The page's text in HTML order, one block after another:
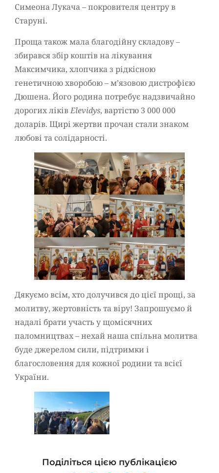
Симеона Лукача – покровителя центру в
Старуні.
Проща також мала благодійну складову –
збирався збір коштів на лікування
Максимчика, хлопчика з рідкісною
генетичною хворобою – м’язовою дистрофією
Дюшена. Його родина потребує надзвичайно
дорогих ліківElevidys, вартістю 3 000 000
доларів. Щирі жертви прочан стали знаком
любові та солідарності.
Дякуємо всім, хто долучився до цієї прощі, за
молитву, жертовність та віру! Запрошуємо й
надалі брати участь у щомісячних
паломництвах – нехай наша спільна молитва
буде джерелом сили, підтримки і
благословення для кожної родини та всієї
України.
Поділіться цією публікацією